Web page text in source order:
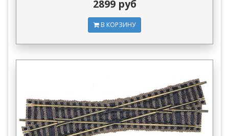
2899 руб
В КОРЗИНУ